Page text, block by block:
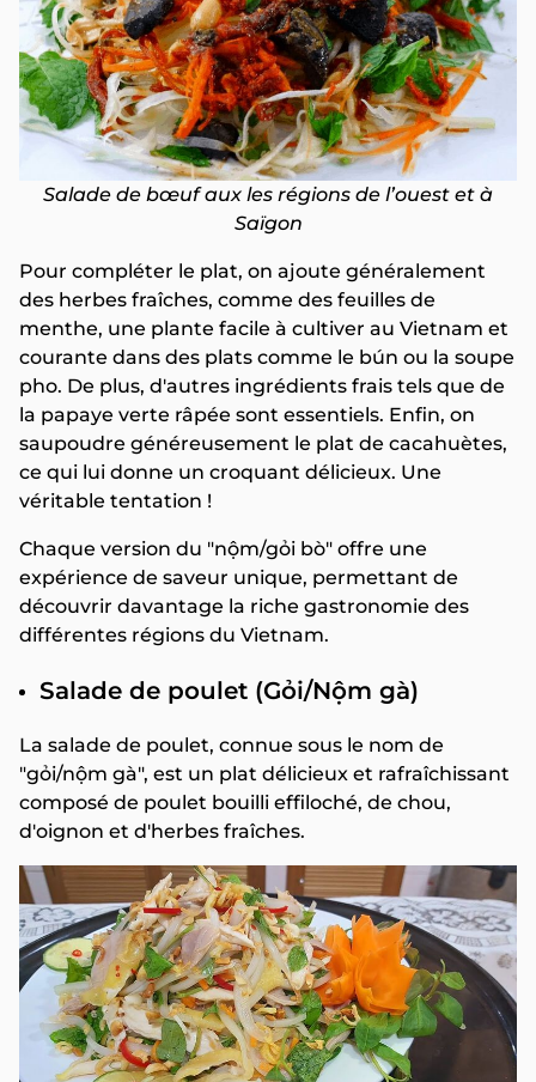
Salade de bœuf aux les régions de l’ouest et à
Saïgon
Pour compléter le plat, on ajoute généralement
des herbes fraîches, comme des feuilles de
menthe, une plante facile à cultiver au Vietnam et
courante dans des plats comme le bún ou la soupe
pho. De plus, d'autres ingrédients frais tels que de
la papaye verte râpée sont essentiels. Enfin, on
saupoudre généreusement le plat de cacahuètes,
ce qui lui donne un croquant délicieux. Une
véritable tentation !
Chaque version du "nộm/gỏi bò" offre une
expérience de saveur unique, permettant de
découvrir davantage la riche gastronomie des
différentes régions du Vietnam.
Salade de poulet (Gỏi/Nộm gà)
La salade de poulet, connue sous le nom de
"gỏi/nộm gà", est un plat délicieux et rafraîchissant
composé de poulet bouilli effiloché, de chou,
d'oignon et d'herbes fraîches.